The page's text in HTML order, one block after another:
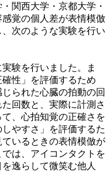
関西大学・京都大学・
覚の個人差が表情模倣
次のような実験を行い
験を行いました。ま
性」を評価するため
られた心臓の拍動の回
回数と、実際に計測さ
、心拍知覚の正確さを
やすさ」を評価するた
いるときの表情模倣が
は、アイコンタクトを
逸らして微笑む他人